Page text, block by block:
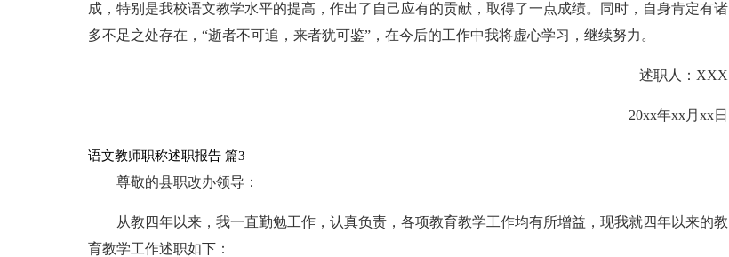
成，特别是我校语文教学水平的提高，作出了自己应有的贡献，取得了一点成绩。同时，自身肯定有诸
多不足之处存在，“逝者不可追，来者犹可鉴”，在今后的工作中我将虚心学习，继续努力。
述职人：XXX
20xx年xx月xx日
语文教师职称述职报告 篇3
尊敬的县职改办领导：
从教四年以来，我一直勤勉工作，认真负责，各项教育教学工作均有所增益，现我就四年以来的教
育教学工作述职如下：